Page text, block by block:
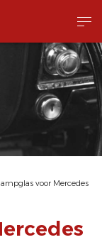
voor Mercedes